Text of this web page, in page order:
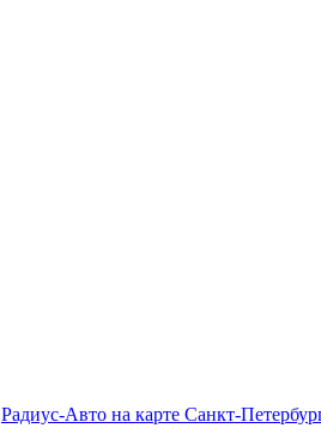
Радиус-Авто на карте